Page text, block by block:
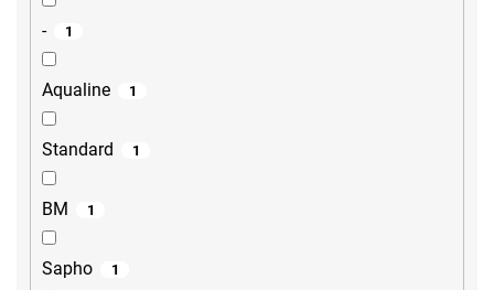
- 1
Aqualine 1
Standard 1
BM 1
Sapho 1